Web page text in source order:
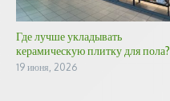
Где лучше укладывать
керамическую плитку для пола?
19 июня, 2026